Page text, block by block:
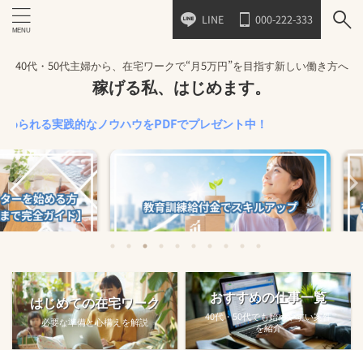
LINE 000-222-333
40代・50代主婦から、在宅ワークで“月5万円”を目指す新しい働き方へ
稼げる私、はじめます。
実践的なノウハウをPDFでプレゼント中！
る方法
教育訓練給付金で賢くスキルアップする
方法【主婦でも使え...
【完全ガ
はじめての在宅ワーク
必要な準備と心構えを解説
おすすめの仕事一覧
40代・50代でも始めやすい案件
を紹介